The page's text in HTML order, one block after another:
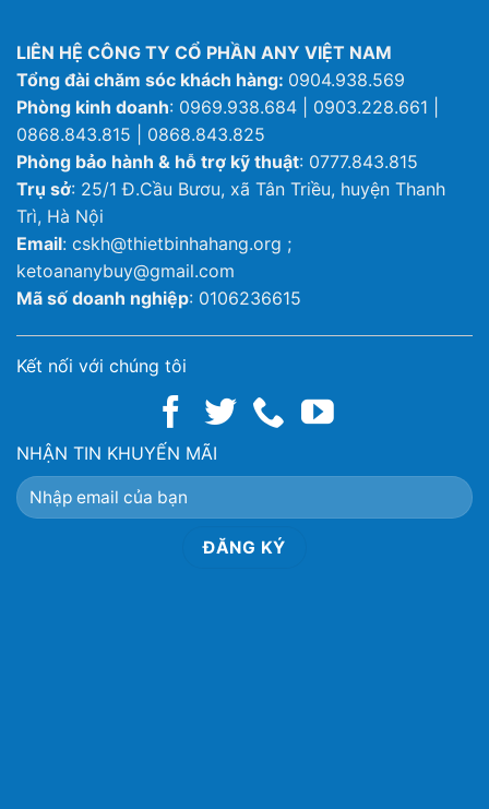
LIÊN HỆ CÔNG TY CỔ PHẦN ANY VIỆT NAM
Tổng đài chăm sóc khách hàng: 0904.938.569
Phòng kinh doanh: 0969.938.684 | 0903.228.661 |
0868.843.815 | 0868.843.825
Phòng bảo hành & hỗ trợ kỹ thuật: 0777.843.815
Trụ sở: 25/1 Đ.Cầu Bươu, xã Tân Triều, huyện Thanh
Trì, Hà Nội
Email: cskh@thietbinhahang.org ;
ketoananybuy@gmail.com
Mã số doanh nghiệp: 0106236615
Kết nối với chúng tôi
NHẬN TIN KHUYẾN MÃI